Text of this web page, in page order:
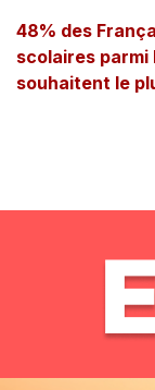
48% des
scolaires parmi
souhaitent le